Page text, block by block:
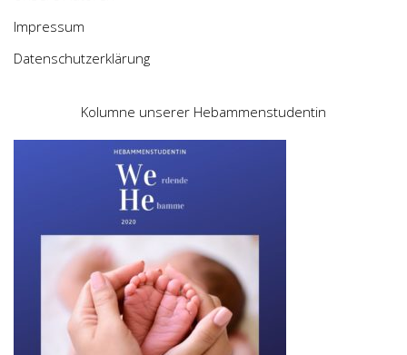
Impressum
Datenschutzerklärung
Kolumne unserer Hebammenstudentin